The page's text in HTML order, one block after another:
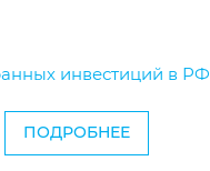
инвестиций в РФ
ПОДРОБНЕЕ